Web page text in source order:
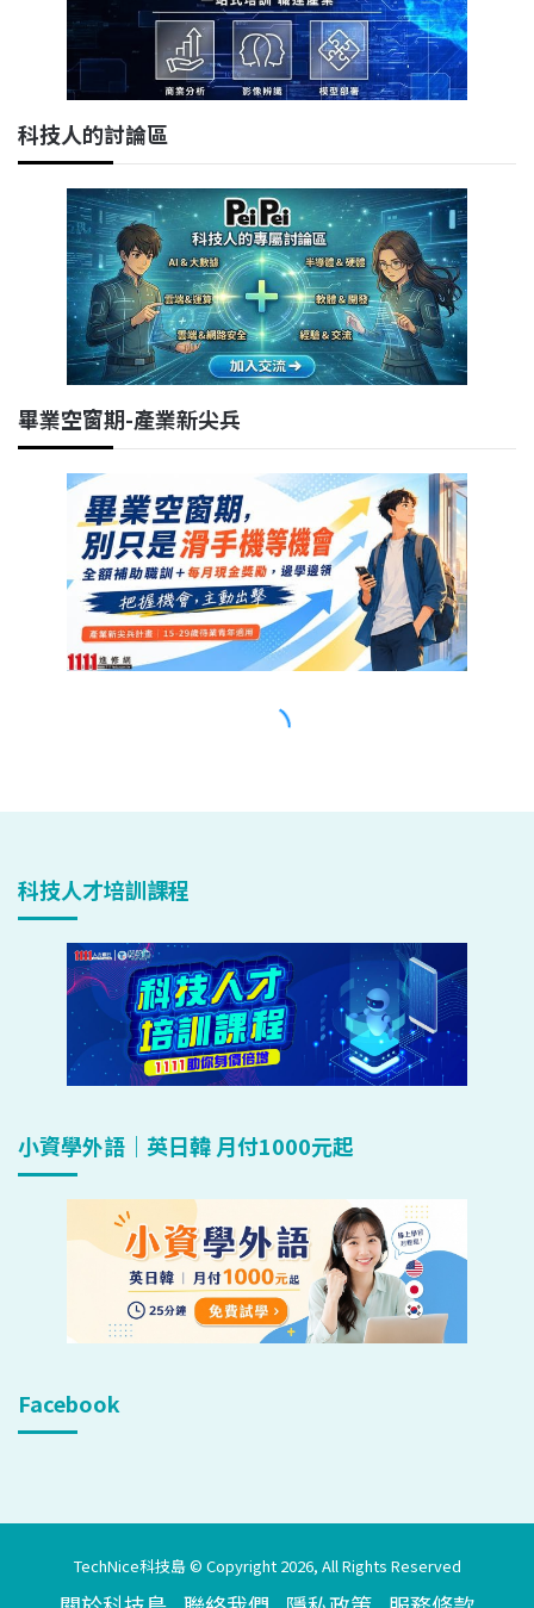
科技人才培訓課程
小資學外語｜英日韓 月付1000元起
Facebook
TechNice科技島 © Copyright 2026, All Rights Reserved